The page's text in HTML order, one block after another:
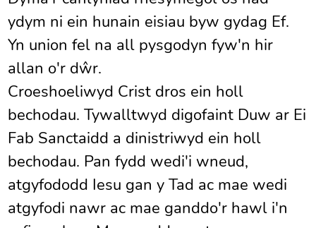
ydym ni ein hunain eisiau byw gydag Ef.
Yn union fel na all pysgodyn fyw'n hir
allan o'r dŵr.
Croeshoeliwyd Crist dros ein holl
bechodau. Tywalltwyd digofaint Duw ar Ei
Fab Sanctaidd a dinistriwyd ein holl
bechodau. Pan fydd wedi'i wneud,
atgyfododd Iesu gan y Tad ac mae wedi
atgyfodi nawr ac mae ganddo'r hawl i'n